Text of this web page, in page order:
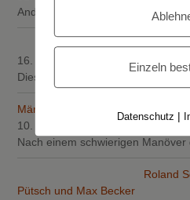
Andre Dell, Michael Köpping und
März
16. März 2019
Diese Woche haben die Elektriker
März 2019: Arbeiten am Dach
10. März 2019
Nach einem schwierigen
Roland
Pütsch und Max Becker
Einzeln
Datenschutz |